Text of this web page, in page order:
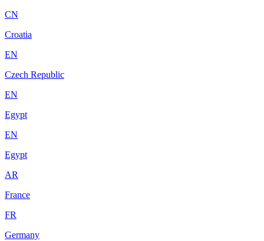
CN
Croatia
EN
Czech Republic
EN
Egypt
EN
Egypt
AR
France
FR
Germany